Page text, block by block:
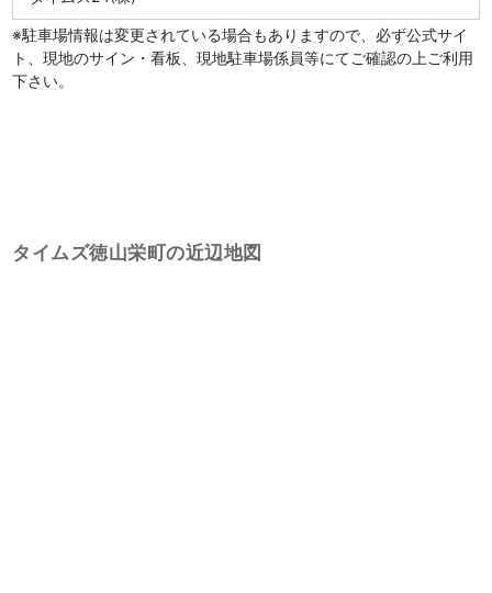
※駐車場情報は変更されている場合もありますので、必ず公式サイ
ト、現地のサイン・看板、現地駐車場係員等にてご確認の上ご利用
下さい。
タイムズ徳山栄町の近辺地図